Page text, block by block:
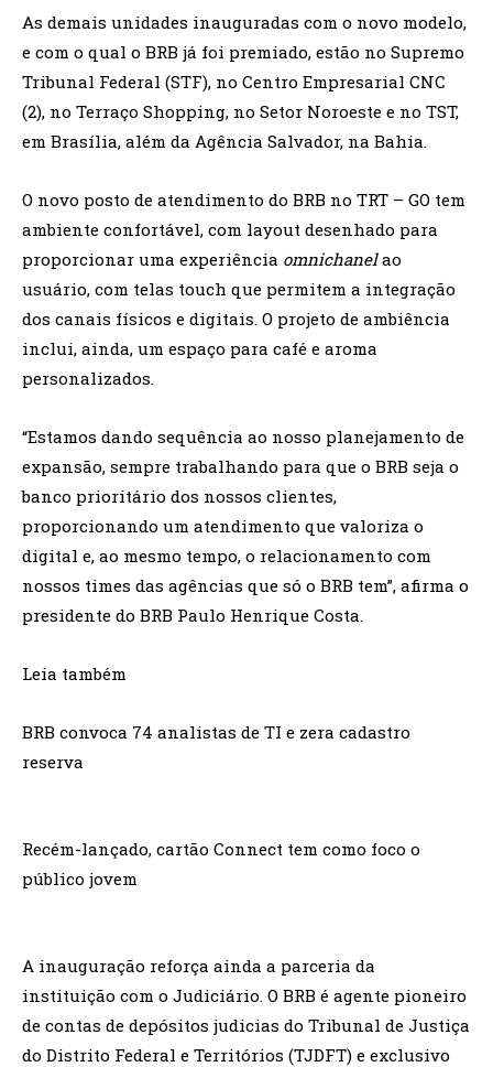
As demais unidades inauguradas com o novo modelo,
e com o qual o BRB já foi premiado, estão no Supremo
Tribunal Federal (STF), no Centro Empresarial CNC
(2), no Terraço Shopping, no Setor Noroeste e no TST,
em Brasília, além da Agência Salvador, na Bahia.
O novo posto de atendimento do BRB no TRT – GO tem
ambiente confortável, com layout desenhado para
proporcionar uma experiência omnichanelao
usuário, com telas touch que permitem a integração
dos canais físicos e digitais. O projeto de ambiência
inclui, ainda, um espaço para café e aroma
personalizados.
“Estamos dando sequência ao nosso planejamento de
expansão, sempre trabalhando para que o BRB seja o
banco prioritário dos nossos clientes,
proporcionando um atendimento que valoriza o
digital e, ao mesmo tempo, o relacionamento com
nossos times das agências que só o BRB tem”, afirma o
presidente do BRB Paulo Henrique Costa.
Leia também
BRB convoca 74 analistas de TI e zera cadastro
reserva
Recém-lançado, cartão Connect tem como foco o
público jovem
A inauguração reforça ainda a parceria da
instituição com o Judiciário. O BRB é agente pioneiro
de contas de depósitos judicias do Tribunal de Justiça
do Distrito Federal e Territórios (TJDFT) e exclusivo